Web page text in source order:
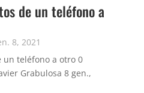
de un teléfono a
8, 2021
un teléfono a otro 0
Grabulosa 8 gen.,